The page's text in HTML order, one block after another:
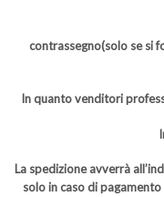
contrassegno(solo se si
In quanto venditori
La spedizione avverrà
solo in caso di